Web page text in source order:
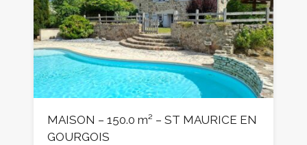
MAISON – 150.0 m² – ST MAURICE EN
GOURGOIS